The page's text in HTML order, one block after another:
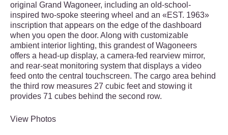
original Grand Wagoneer, including an old-school-
inspired two-spoke steering wheel and an «EST. 1963»
inscription that appears on the edge of the dashboard
when you open the door. Along with customizable
ambient interior lighting, this grandest of Wagoneers
offers a head-up display, a camera-fed rearview mirror,
and rear-seat monitoring system that displays a video
feed onto the central touchscreen. The cargo area behind
the third row measures 27 cubic feet and stowing it
provides 71 cubes behind the second row.
View Photos